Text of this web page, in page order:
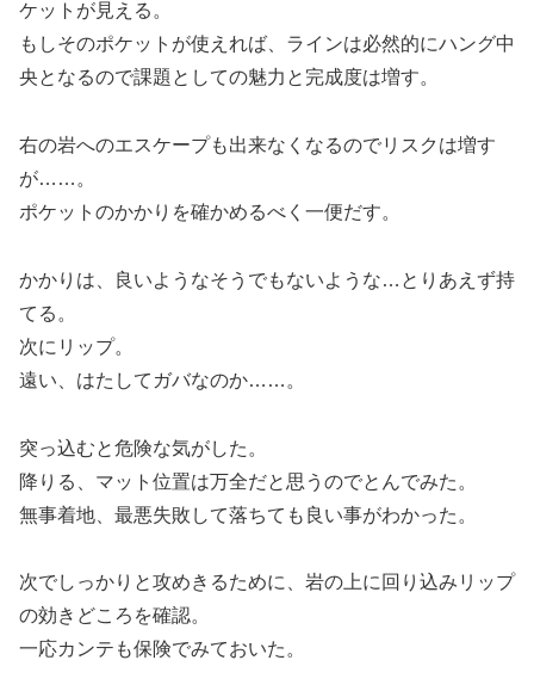
ケットが見える。
もしそのポケットが使えれば、ラインは必然的にハング中
央となるので課題としての魅力と完成度は増す。
右の岩へのエスケープも出来なくなるのでリスクは増す
が……。
ポケットのかかりを確かめるべく一便だす。
かかりは、良いようなそうでもないような…とりあえず持
てる。
次にリップ。
遠い、はたしてガバなのか……。
突っ込むと危険な気がした。
降りる、マット位置は万全だと思うのでとんでみた。
無事着地、最悪失敗して落ちても良い事がわかった。
次でしっかりと攻めきるために、岩の上に回り込みリップ
の効きどころを確認。
一応カンテも保険でみておいた。